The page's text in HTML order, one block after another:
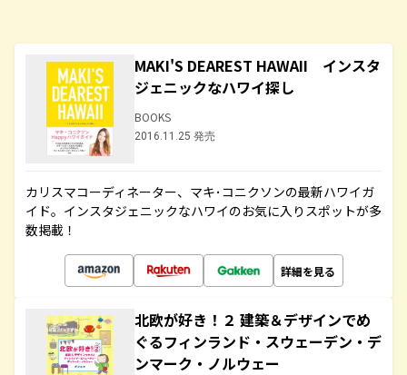
MAKI'S DEAREST HAWAII インスタ
ジェニックなハワイ探し
BOOKS
2016.11.25 発売
カリスマコーディネーター、マキ･コニクソンの最新ハワイガ
イド。インスタジェニックなハワイのお気に入りスポットが多
数掲載！
詳細を見る
北欧が好き！２ 建築＆デザインでめ
ぐるフィンランド・スウェーデン・デ
ンマーク・ノルウェー